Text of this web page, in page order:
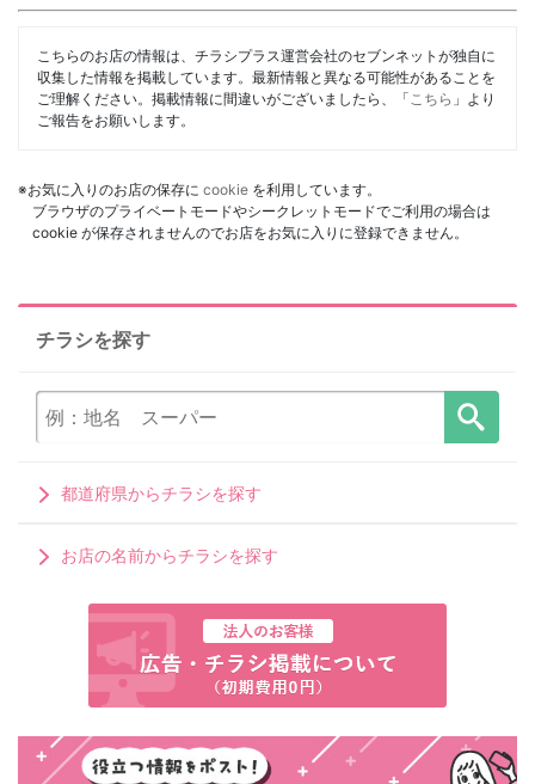
こちらのお店の情報は、チラシプラス運営会社のセブンネットが独自に
収集した情報を掲載しています。最新情報と異なる可能性があることを
ご理解ください。掲載情報に間違いがございましたら、「 こちら 」より
ご報告をお願いします。
※お気に入りのお店の保存に cookie を利用しています。
ブラウザのプライベートモードやシークレットモードでご利用の場合は
cookie が保存されませんのでお店をお気に入りに登録できません。
チラシを探す
都道府県からチラシを探す
お店の名前からチラシを探す